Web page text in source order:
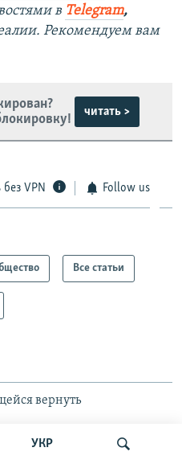
УКР
в Telegram,
Рекомендуем вам
читать >
VPN Follow us
Все статьи
вернуть